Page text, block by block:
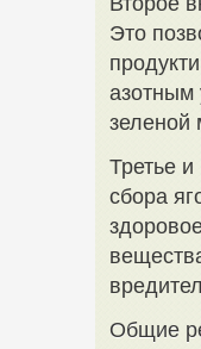
Это
азотным
зеленой
Третье
сбора
Общие